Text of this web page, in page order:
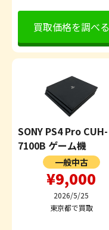
買取価格を調べる
SONY PS4 Pro CUH-
7100B ゲーム機
一般中古
¥9,000
2026/5/25
東京都で買取